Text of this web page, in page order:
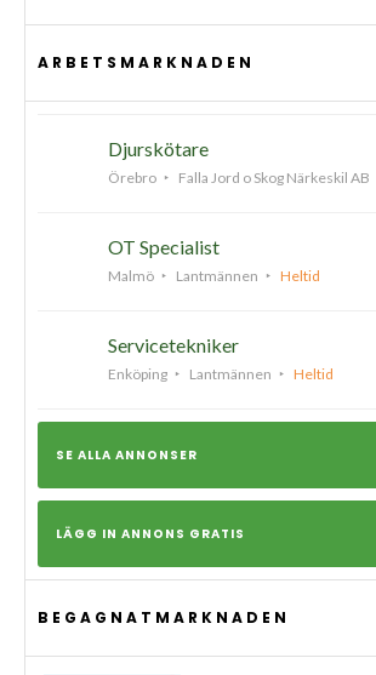
ARBETSMARKNADEN
Djurskötare
Örebro Falla Jord o Skog Närkeskil AB
OT Specialist
Malmö Lantmännen Heltid
Servicetekniker
Enköping Lantmännen Heltid
SE ALLA ANNONSER
LÄGG IN ANNONS GRATIS
BEGAGNATMARKNADEN